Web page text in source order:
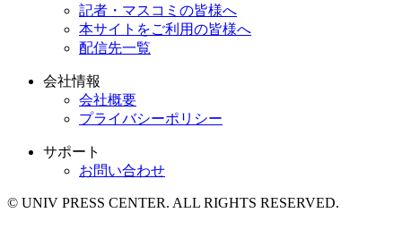
記者・マスコミの皆様へ
本サイトをご利用の皆様へ
配信先一覧
会社情報
会社概要
プライバシーポリシー
サポート
お問い合わせ
© UNIV PRESS CENTER. ALL RIGHTS RESERVED.